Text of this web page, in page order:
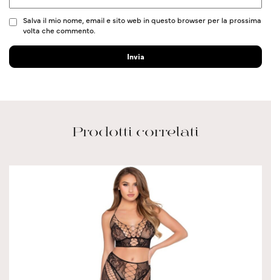
Salva il mio nome, email e sito web in questo browser per la prossima
volta che commento.
Prodotti correlati